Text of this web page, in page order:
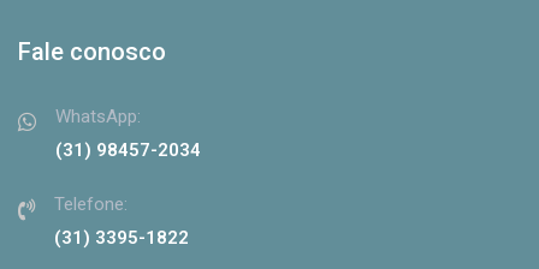
Fale conosco
WhatsApp:
(31) 98457-2034
Telefone:
(31) 3395-1822